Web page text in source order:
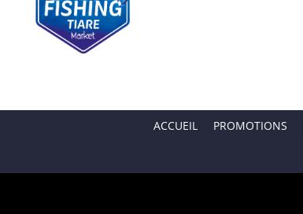
ACCUEIL PROMOTIONS